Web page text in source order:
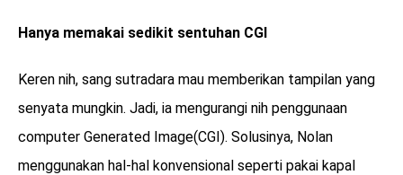
Hanya memakai sedikit sentuhan CGI
Keren nih, sang sutradara mau memberikan tampilan yang
senyata mungkin. Jadi, ia mengurangi nih penggunaan
computer Generated Image(CGI). Solusinya, Nolan
menggunakan hal-hal konvensional seperti pakai kapal